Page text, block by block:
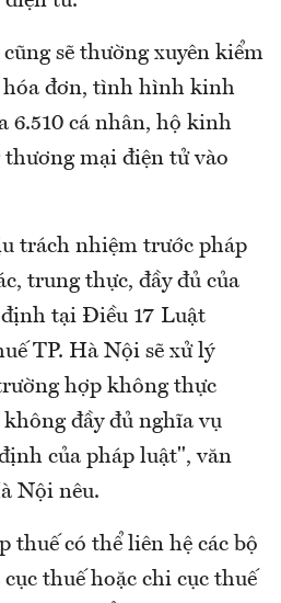
sẽ thường xuyên kiểm
hóa đơn, tình hình kinh
6.510 cá nhân, hộ kinh
mại điện tử vào
trách nhiệm trước pháp
trung thực, đầy đủ của
tại Điều 17 Luật
TP. Hà Nội sẽ xử lý
hợp không thực
đầy đủ nghĩa vụ
của pháp luật", văn
Nội nêu.
thuế có thể liên hệ các bộ
thuế hoặc chi cục thuế